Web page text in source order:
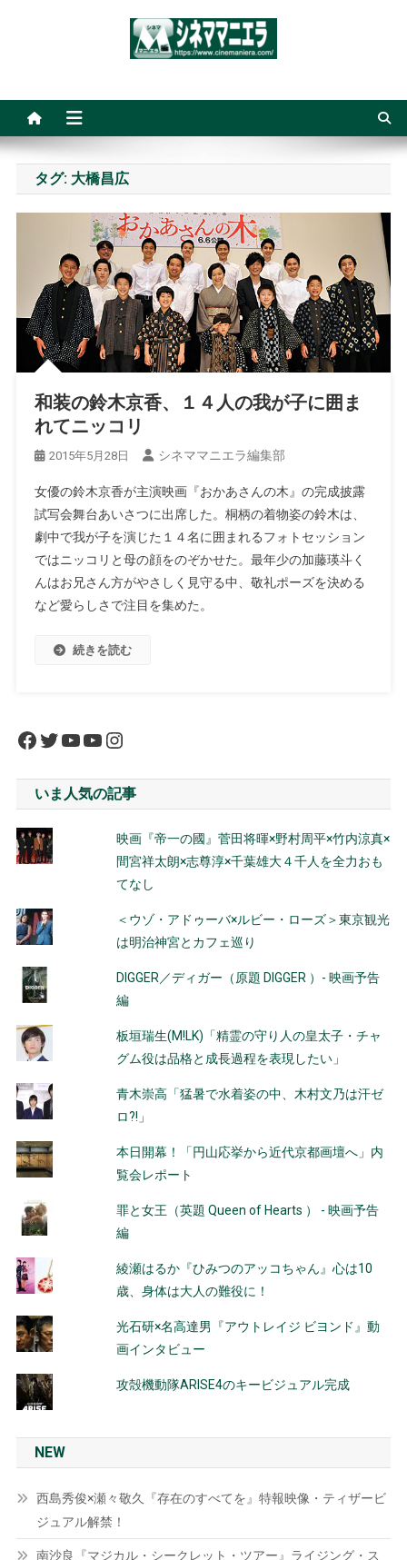
タグ: 大橋昌広
和装の鈴木京香、１４人の我が子に囲ま
れてニッコリ
2015年5月28日 シネママニエラ編集部
女優の鈴木京香が主演映画『おかあさんの木』の完成披露
試写会舞台あいさつに出席した。桐柄の着物姿の鈴木は、
劇中で我が子を演じた１４名に囲まれるフォトセッション
ではニッコリと母の顔をのぞかせた。最年少の加藤瑛斗く
んはお兄さん方がやさしく見守る中、敬礼ポーズを決める
など愛らしさで注目を集めた。
続きを読む
Facebook
Twitter
YouTube
YouTube
Instagram
いま人気の記事
映画『帝一の國』菅田将暉×野村周平×竹内涼真×
間宮祥太朗×志尊淳×千葉雄大４千人を全力おも
てなし
＜ウゾ・アドゥーバ×ルビー・ローズ＞東京観光
は明治神宮とカフェ巡り
DIGGER／ディガー（原題 DIGGER ）- 映画予告
編
板垣瑞生(M!LK)「精霊の守り人の皇太子・チャ
グム役は品格と成長過程を表現したい」
青木崇高「猛暑で水着姿の中、木村文乃は汗ゼ
ロ?!」
本日開幕！「円山応挙から近代京都画壇へ」内
覧会レポート
罪と女王（英題 Queen of Hearts ） - 映画予告
編
綾瀬はるか『ひみつのアッコちゃん』心は10
歳、身体は大人の難役に！
光石研×名高達男『アウトレイジ ビヨンド』動
画インタビュー
攻殻機動隊ARISE4のキービジュアル完成
NEW
西島秀俊×瀬々敬久『存在のすべてを』特報映像・ティザービ
ジュアル解禁！
南沙良『マジカル・シークレット・ツアー』ライジング・ス